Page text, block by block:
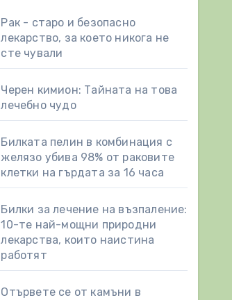
Рак - старо и безопасно
лекарство, за което никога не
сте чували
Черен кимион: Тайната на това
лечебно чудо
Билката пелин в комбинация с
желязо убива 98% от раковите
клетки на гърдата за 16 часа
Билки за лечение на възпаление:
10-те най-мощни природни
лекарства, които наистина
работят
Отървете се от камъни в